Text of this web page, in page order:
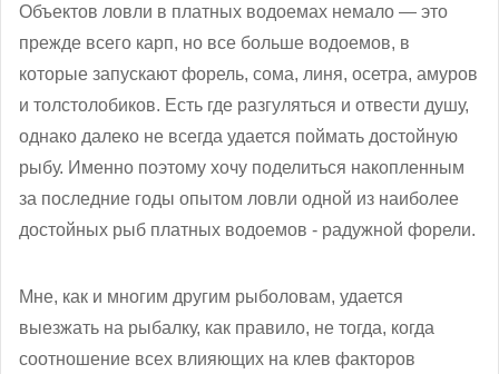
Объектов ловли в платных водоемах немало — это
прежде всего карп, но все больше водоемов, в
которые запускают форель, сома, линя, осетра, амуров
и толстолобиков. Есть где разгуляться и отвести душу,
однако далеко не всегда удается поймать достойную
рыбу. Именно поэтому хочу поделиться накопленным
за последние годы опытом ловли одной из наиболее
достойных рыб платных водоемов - радужной форели.
Мне, как и многим другим рыболовам, удается
выезжать на рыбалку, как правило, не тогда, когда
соотношение всех влияющих на клев факторов